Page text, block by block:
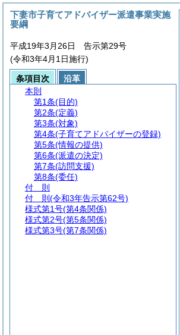
下妻市子育てアドバイザー派遣事業実施
要綱
平成19年3月26日 告示第29号
(令和3年4月1日施行)
条項目次
沿革
本則
第1条(目的)
第2条(定義)
第3条(対象)
第4条(子育てアドバイザーの登録)
第5条(情報の提供)
第6条(派遣の決定)
第7条(訪問支援)
第8条(委任)
付 則
付 則 (令和3年告示第62号)
様式第1号(第4条関係)
様式第2号(第5条関係)
様式第3号(第7条関係)